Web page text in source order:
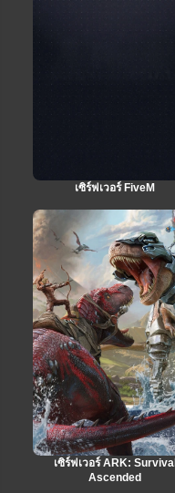
เซิร์ฟเวอร์ FiveM
เซิร์ฟเวอร์ ARK: Survival
Ascended